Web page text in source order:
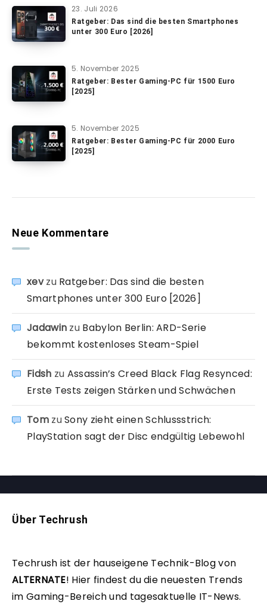
23. Juli 2026
Ratgeber: Das sind die besten Smartphones
unter 300 Euro [2026]
5. November 2025
Ratgeber: Bester Gaming-PC für 1500 Euro
[2025]
5. November 2025
Ratgeber: Bester Gaming-PC für 2000 Euro
[2025]
Neue Kommentare
xevzu Ratgeber: Das sind die besten
Smartphones unter 300 Euro [2026]
Jadawin zu Babylon Berlin: ARD-Serie
bekommt kostenloses Steam-Spiel
Fidsh zu Assassin’s Creed Black Flag Resynced:
Erste Tests zeigen Stärken und Schwächen
TomzuSony zieht einen Schlussstrich:
PlayStation sagt der Disc endgültig Lebewohl
Über Techrush
Techrush ist der hauseigene Technik-Blog von
ALTERNATE! Hier findest du die neuesten Trends
im Gaming-Bereich und tagesaktuelle IT-News.